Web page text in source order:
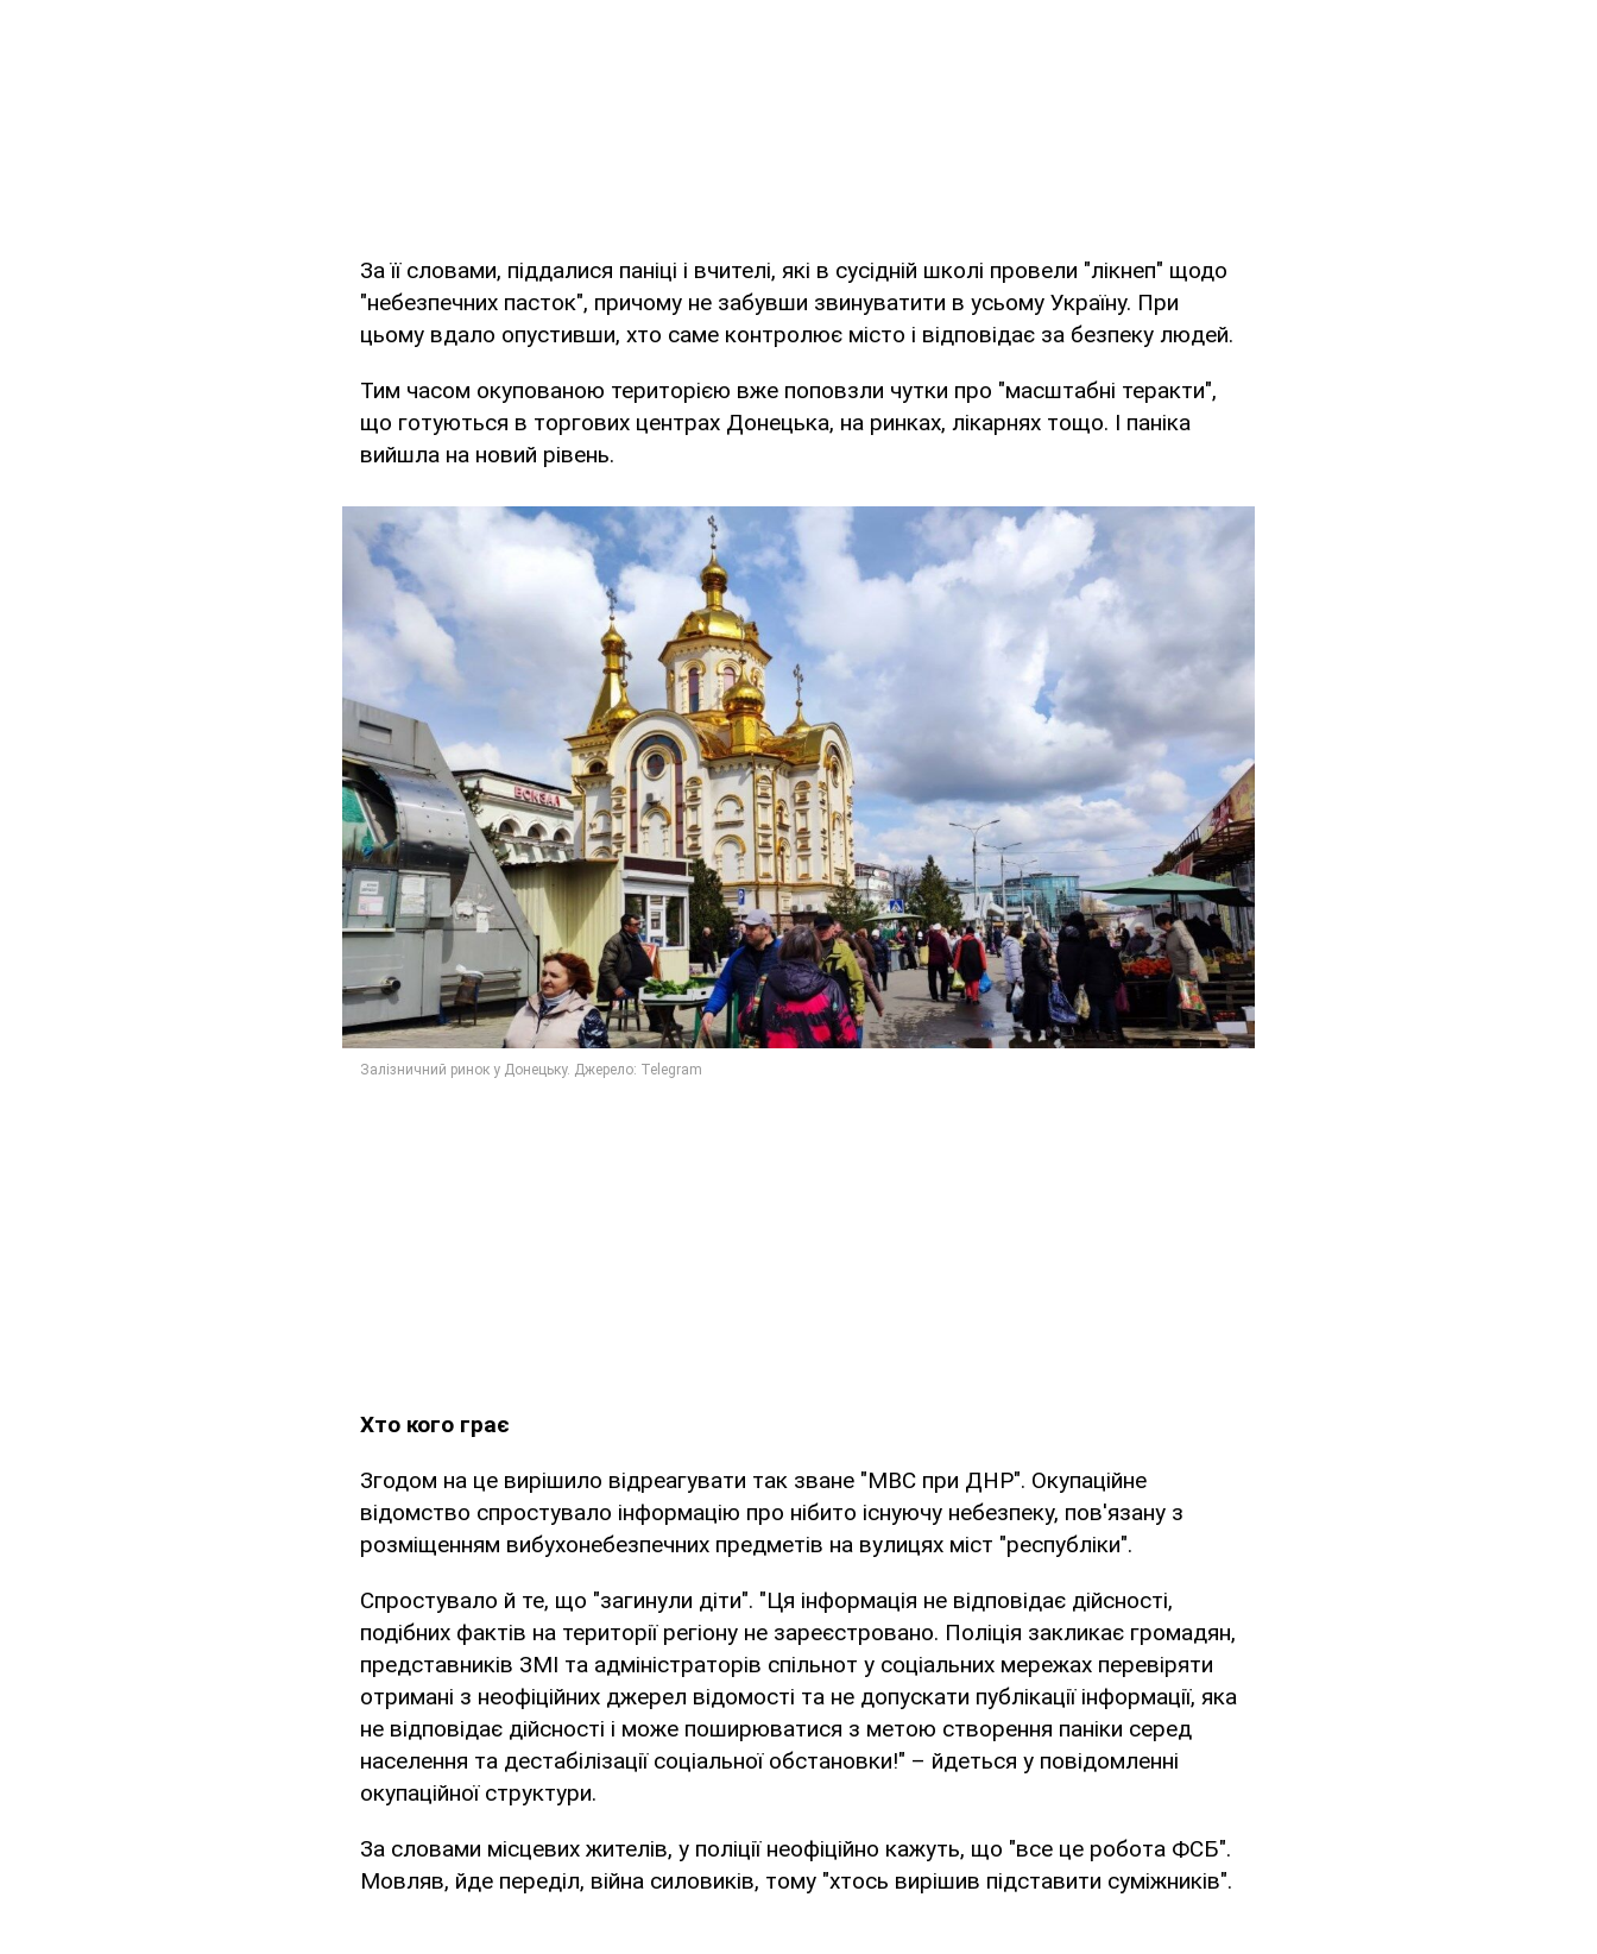
За її словами, піддалися паніці і вчителі, які в сусідній школі провели "лікнеп" щодо
"небезпечних пасток", причому не забувши звинуватити в усьому Україну. При
цьому вдало опустивши, хто саме контролює місто і відповідає за безпеку людей.
Тим часом окупованою територією вже поповзли чутки про "масштабні теракти",
що готуються в торгових центрах Донецька, на ринках, лікарнях тощо. І паніка
вийшла на новий рівень.
Хто кого грає
Згодом на це вирішило відреагувати так зване "МВС при ДНР". Окупаційне
відомство спростувало інформацію про нібито існуючу небезпеку, пов'язану з
розміщенням вибухонебезпечних предметів на вулицях міст "республіки".
Спростувало й те, що "загинули діти". "Ця інформація не відповідає дійсності,
подібних фактів на території регіону не зареєстровано. Поліція закликає громадян,
представників ЗМІ та адміністраторів спільнот у соціальних мережах перевіряти
отримані з неофіційних джерел відомості та не допускати публікації інформації, яка
не відповідає дійсності і може поширюватися з метою створення паніки серед
населення та дестабілізації соціальної обстановки!" – йдеться у повідомленні
окупаційної структури.
За словами місцевих жителів, у поліції неофіційно кажуть, що "все це робота ФСБ".
Мовляв, йде переділ, війна силовиків, тому "хтось вирішив підставити суміжників".